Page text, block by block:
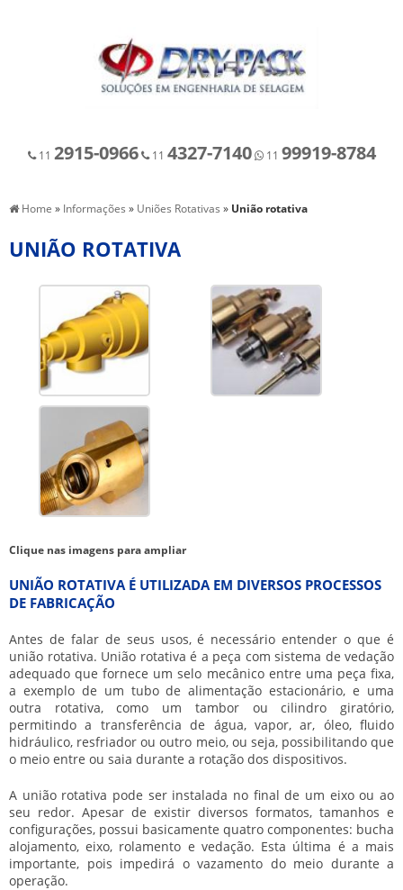
11 2915-0966 11 4327-7140 11 99919-8784
Home » Informações » Uniões Rotativas » União rotativa
UNIÃO ROTATIVA
Clique nas imagens para ampliar
UNIÃO ROTATIVA É UTILIZADA EM DIVERSOS PROCESSOS
DE FABRICAÇÃO
Antes de falar de seus usos, é necessário entender o que é
união rotativa. União rotativa é a peça com sistema de vedação
adequado que fornece um selo mecânico entre uma peça fixa,
a exemplo de um tubo de alimentação estacionário, e uma
outra rotativa, como um tambor ou cilindro giratório,
permitindo a transferência de água, vapor, ar, óleo, fluido
hidráulico, resfriador ou outro meio, ou seja, possibilitando que
o meio entre ou saia durante a rotação dos dispositivos.
A união rotativa pode ser instalada no final de um eixo ou ao
seu redor. Apesar de existir diversos formatos, tamanhos e
configurações, possui basicamente quatro componentes: bucha
alojamento, eixo, rolamento e vedação. Esta última é a mais
importante, pois impedirá o vazamento do meio durante a
operação.